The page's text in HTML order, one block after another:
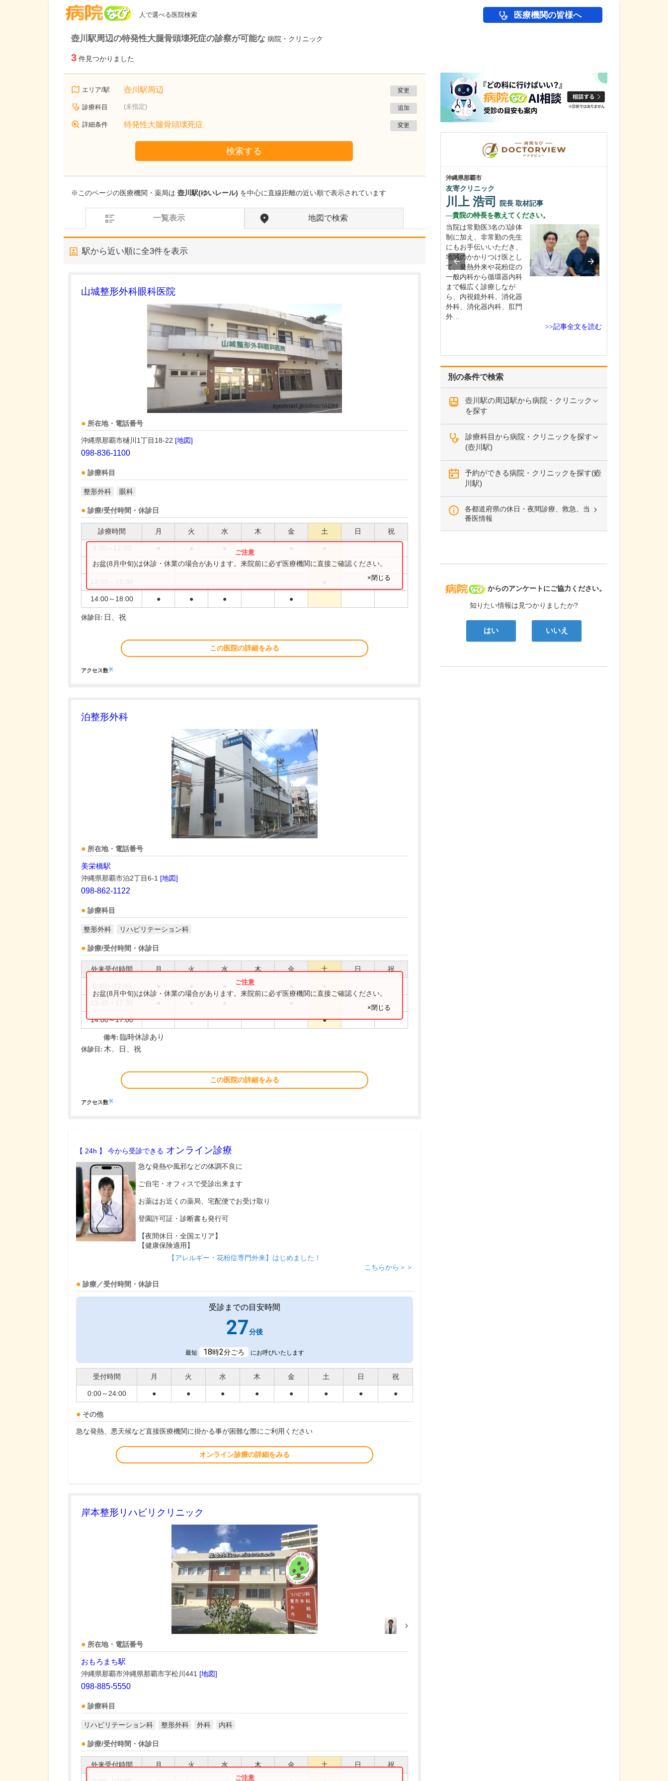
人で選べる医院検索 医療機関の皆様へ
壺川駅周辺の特発性大腿骨頭壊死症の診察が可能な 病院・クリニック
3 件見つかりました
エリア/駅 壺川駅周辺 変更
診療科目 (未指定) 追加
詳細条件 特発性大腿骨頭壊死症 変更
検索する
※このページの医療機関・薬局は 壺川駅(ゆいレール) を中心に直線距離の近い順で表示されています
一覧表示 地図で検索
駅から近い順に全3件を表示
山城整形外科眼科医院
所在地・電話番号
沖縄県那覇市樋川1丁目18-22 [地図]
098-836-1100
診療科目
整形外科 眼科
診療/受付時間・休診日
診療時間 月 火 水 木 金 土 日 祝
9:00～13:00 ●
14:00～18:00 ● ● ● ●
お盆(8月中旬)は休診・休業の場合があります。来院前に必ず医療機関に直接ご確認ください。
×閉じる
休診日: 日、祝
この医院の詳細をみる
アクセス数※
泊整形外科
所在地・電話番号
美栄橋駅
沖縄県那覇市泊2丁目6-1 [地図]
098-862-1122
診療科目
整形外科 リハビリテーション科
診療/受付時間・休診日
外来受付時間 月 火 水 木 金 土 日 祝
14:00～17:00 ●
お盆(8月中旬)は休診・休業の場合があります。来院前に必ず医療機関に直接ご確認ください。
×閉じる
備考: 臨時休診あり
休診日: 木、日、祝
この医院の詳細をみる
アクセス数※
【 24h 】 今から受診できる オンライン診療
急な発熱や風邪などの体調不良に
ご自宅・オフィスで受診出来ます
お薬はお近くの薬局、宅配便でお受け取り
登園許可証・診断書も発行可
【夜間休日・全国エリア】
【健康保険適用】
【アレルギー・花粉症専門外来】はじめました！
こちらから＞＞
診療／受付時間・休診日
受診までの目安時間
27分後
最短 18時2分ごろ にお呼びいたします
受付時間 月 火 水 木 金 土 日 祝
0:00～24:00 ● ● ● ● ● ● ● ●
その他
急な発熱、悪天候など直接医療機関に掛かる事が困難な際にご利用ください
オンライン診療の詳細をみる
岸本整形リハビリクリニック
所在地・電話番号
おもろまち駅
沖縄県那覇市沖縄県那覇市字松川441 [地図]
098-885-5550
診療科目
リハビリテーション科 整形外科 外科 内科
診療/受付時間・休診日
外来受付時間 月 火 水 木 金 土 日 祝
別の条件で検索
壺川駅の周辺駅から病院・クリニック
を探す
診療科目から病院・クリニックを探す
(壺川駅)
予約ができる病院・クリニックを探す(壺
川駅)
各都道府県の休日・夜間診療、救急、当
番医情報
病院なび
からのアンケートにご協力ください。
知りたい情報は見つかりましたか?
はい いいえ
沖縄県那覇市
友寄クリニック
川上 浩司 院長 取材記事
貴院の特長を教えてください。
当院は常勤医3名の3診体
制に加え、非常勤の先生
にもお手伝いいただき、
地域のかかりつけ医とし
て、発熱外来や花粉症の
一般内科から循環器内科
まで幅広く診療しなが
ら、内視鏡外科、消化器
外科、消化器内科、肛門
外…
>>記事全文を読む
千葉県松戸市
北松戸駅前おなかと内科・内視鏡クリニック
先生が力を入れている疾患や診療はありますか?
幅広く診ていきたいと思
っていますが、一つ挙げ
も…